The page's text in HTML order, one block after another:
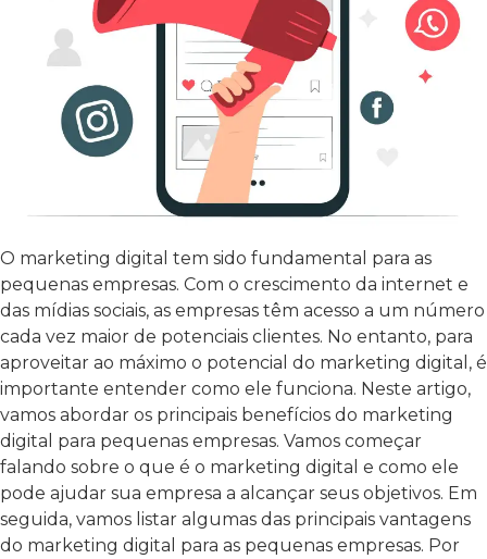
O marketing digital tem sido fundamental para as
pequenas empresas. Com o crescimento da internet e
das mídias sociais, as empresas têm acesso a um número
cada vez maior de potenciais clientes. No entanto, para
aproveitar ao máximo o potencial do marketing digital, é
importante entender como ele funciona. Neste artigo,
vamos abordar os principais benefícios do marketing
digital para pequenas empresas. Vamos começar
falando sobre o que é o marketing digital e como ele
pode ajudar sua empresa a alcançar seus objetivos. Em
seguida, vamos listar algumas das principais vantagens
do marketing digital para as pequenas empresas. Por